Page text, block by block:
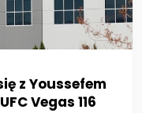
z Youssefem
Vegas 116